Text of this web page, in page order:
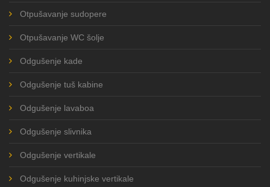
Otpušavanje sudopere
Otpušavanje WC šolje
Odgušenje kade
Odgušenje tuš kabine
Odgušenje lavaboa
Odgušenje slivnika
Odgušenje vertikale
Odgušenje kuhinjske vertikale